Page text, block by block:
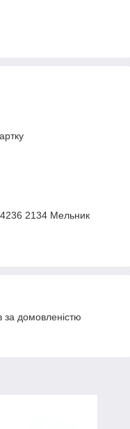
2134 Мельник
за домовленістю